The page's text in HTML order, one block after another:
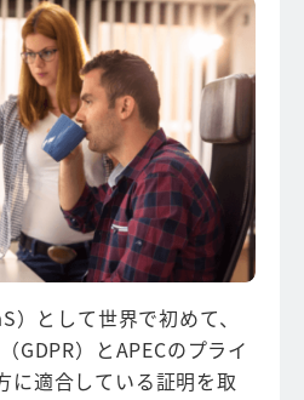
として世界で初めて、
GDPR）とAPECのプライ
に適合している証明を取